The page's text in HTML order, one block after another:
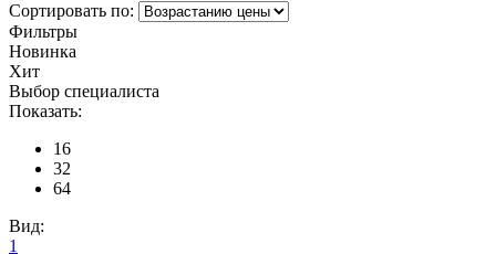
Сортировать по:
Фильтры
Новинка
Хит
Выбор специалиста
Показать:
16
32
64
Вид:
1